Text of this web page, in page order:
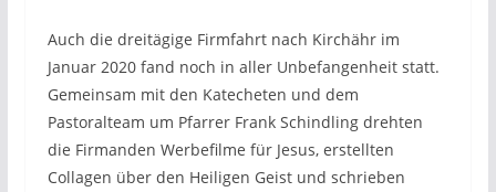
Auch die dreitägige Firmfahrt nach Kirchähr im
Januar 2020 fand noch in aller Unbefangenheit statt.
Gemeinsam mit den Katecheten und dem
Pastoralteam um Pfarrer Frank Schindling drehten
die Firmanden Werbefilme für Jesus, erstellten
Collagen über den Heiligen Geist und schrieben